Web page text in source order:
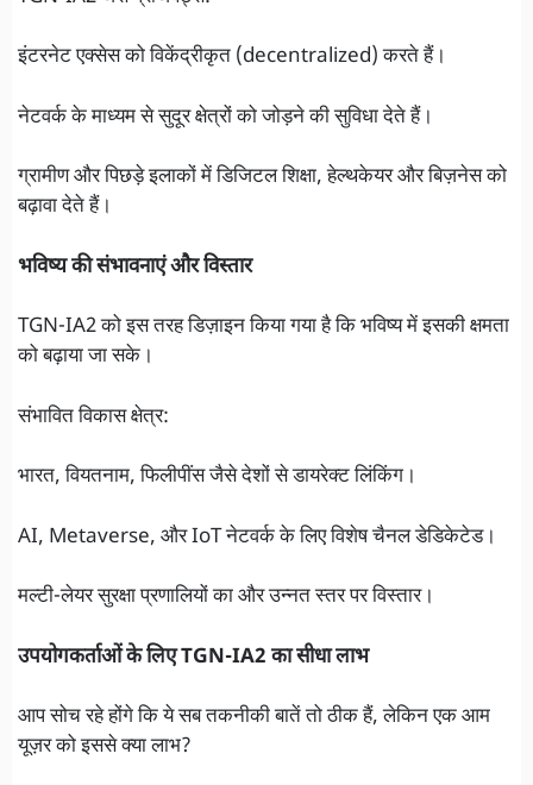
इंटरनेट एक्सेस को विकेंद्रीकृत (decentralized) करते हैं।
नेटवर्क के माध्यम से सुदूर क्षेत्रों को जोड़ने की सुविधा देते हैं।
ग्रामीण और पिछड़े इलाकों में डिजिटल शिक्षा, हेल्थकेयर और बिज़नेस को
बढ़ावा देते हैं।
भविष्य की संभावनाएं और विस्तार
TGN-IA2 को इस तरह डिज़ाइन किया गया है कि भविष्य में इसकी क्षमता
को बढ़ाया जा सके।
संभावित विकास क्षेत्र:
भारत, वियतनाम, फिलीपींस जैसे देशों से डायरेक्ट लिंकिंग।
AI, Metaverse, और IoT नेटवर्क के लिए विशेष चैनल डेडिकेटेड।
मल्टी-लेयर सुरक्षा प्रणालियों का और उन्नत स्तर पर विस्तार।
उपयोगकर्ताओं के लिए TGN-IA2 का सीधा लाभ
आप सोच रहे होंगे कि ये सब तकनीकी बातें तो ठीक हैं, लेकिन एक आम
यूज़र को इससे क्या लाभ?